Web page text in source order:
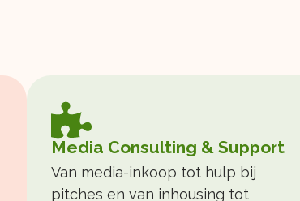
Media Consulting & Support
Van media-inkoop tot hulp bij
pitches en van inhousing tot